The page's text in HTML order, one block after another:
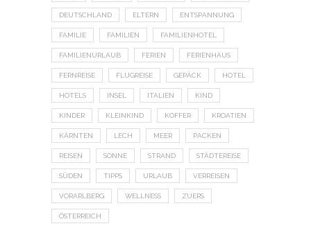
DEUTSCHLAND ELTERN ENTSPANNUNG
FAMILIE FAMILIEN FAMILIENHOTEL
FAMILIENURLAUB FERIEN FERIENHAUS
FERNREISE FLUGREISE GEPÄCK HOTEL
HOTELS INSEL ITALIEN KIND
KINDER KLEINKIND KOFFER KROATIEN
KÄRNTEN LECH MEER PACKEN
REISEN SONNE STRAND STÄDTEREISE
SÜDEN TIPPS URLAUB VERREISEN
VORARLBERG WELLNESS ZUERS
ÖSTERREICH